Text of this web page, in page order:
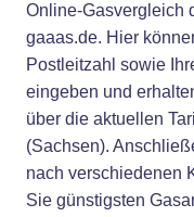
Online-Gasvergleich
gaaas.de. Hier
Postleitzahl sowie
eingeben und
über die aktuellen
(Sachsen).
nach verschiedenen
Sie günstigsten